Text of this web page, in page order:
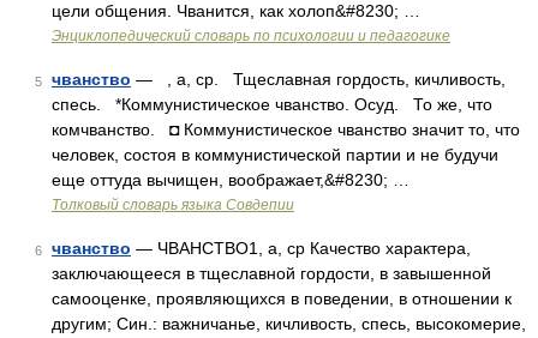
цели общения. Чванится, как холоп&#8230; …
Энциклопедический словарь по психологии и педагогике
5 чванство — , а, ср. Тщеславная гордость, кичливость,
спесь. *Коммунистическое чванство. Осуд. То же, что
комчванство. ◘ Коммунистическое чванство значит то, что
человек, состоя в коммунистической партии и не будучи
еще оттуда вычищен, воображает,&#8230; …
Толковый словарь языка Совдепии
6 чванство — ЧВАНСТВО1, а, ср Качество характера,
заключающееся в тщеславной гордости, в завышенной
самооценке, проявляющихся в поведении, в отношении к
другим; Син.: важничанье, кичливость, спесь, высокомерие,